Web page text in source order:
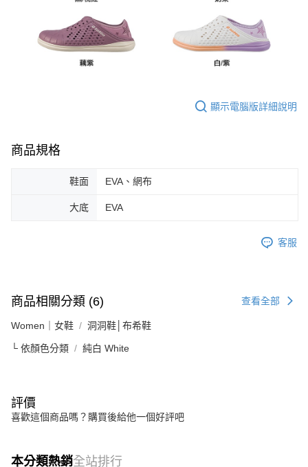
顯示電腦版詳細說明
商品規格
鞋面 EVA、網布
大底 EVA
客服
商品相關分類 (6) 查看全部
Women｜女鞋 洞洞鞋│布希鞋
└ 依顏色分類 純白 White
評價
喜歡這個商品嗎？購買後給他一個好評吧
本分類熱銷全站排行